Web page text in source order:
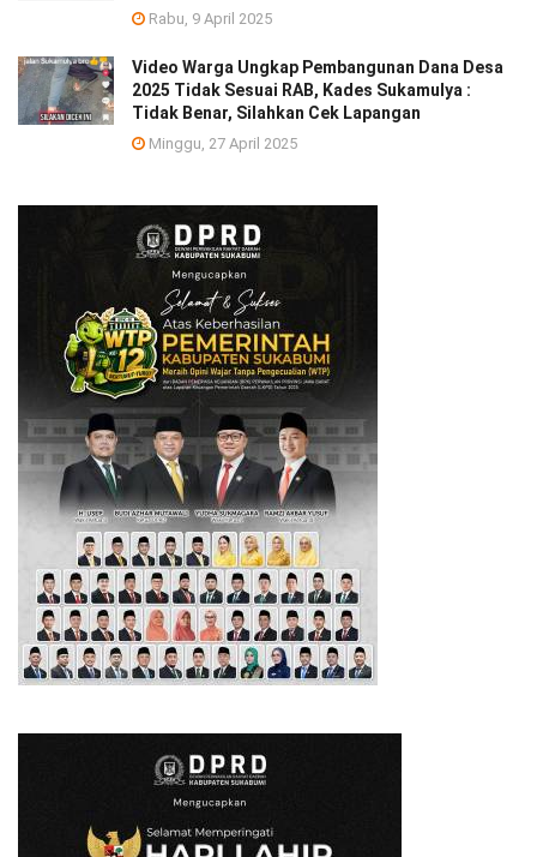
Rabu, 9 April 2025
Video Warga Ungkap Pembangunan Dana Desa
2025 Tidak Sesuai RAB, Kades Sukamulya :
Tidak Benar, Silahkan Cek Lapangan
Minggu, 27 April 2025